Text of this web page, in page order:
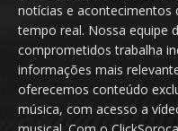
notícias e acontecimentos
tempo real. Nossa equipe
comprometidos trabalha
informações mais
oferecemos conteúdo
música, com acesso a